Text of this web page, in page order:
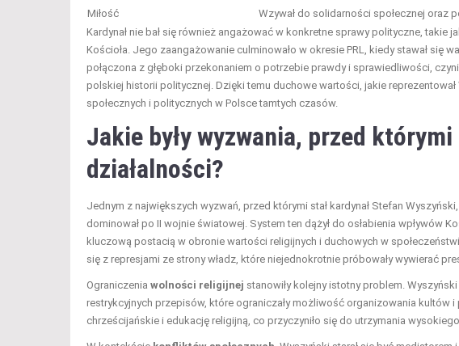
Miłość
Wzywał do solidarności społecznej oraz
Kardynał nie bał się również angażować w konkretne sprawy polityczne, takie
Kościoła. Jego zaangażowanie culminowało w okresie PRL, kiedy stawał się
połączona z głęboki przekonaniem o potrzebie prawdy i sprawiedliwości,
polskiej historii politycznej. Dzięki temu duchowe wartości, jakie reprezentował
społecznych i politycznych w Polsce tamtych czasów.
Jakie były wyzwania, przed
działalności?
Jednym z największych wyzwań, przed którymi stał kardynał Stefan Wyszyński,
dominował po II wojnie światowej. System ten dążył do osłabienia wpływów
kluczową postacią w obronie wartości religijnych i duchowych w
się z represjami ze strony władz, które niejednokrotnie próbowały wywierać
Ograniczenia wolności religijnej stanowiły kolejny istotny problem.
restrykcyjnych przepisów, które ograniczały możliwość organizowania kultów
chrześcijańskie i edukację religijną, co przyczyniło się do utrzymania